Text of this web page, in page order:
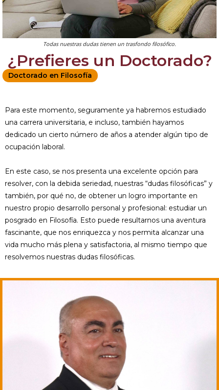
Todas nuestras dudas tienen un trasfondo filosófico.
¿Prefieres un Doctorado?
Doctorado en Filosofía
Para este momento, seguramente ya habremos estudiado
una carrera universitaria, e incluso, también hayamos
dedicado un cierto número de años a atender algún tipo de
ocupación laboral.
En este caso, se nos presenta una excelente opción para
resolver, con la debida seriedad, nuestras “dudas filosóficas” y
también, por qué no, de obtener un logro importante en
nuestro propio desarrollo personal y profesional: estudiar un
posgrado en Filosofía. Esto puede resultarnos una aventura
fascinante, que nos enriquezca y nos permita alcanzar una
vida mucho más plena y satisfactoria, al mismo tiempo que
resolvemos nuestras dudas filosóficas.